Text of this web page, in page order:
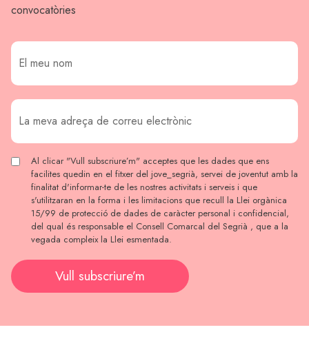
convocatòries
Al clicar "Vull subscriure’m" acceptes que les dades que ens
facilites quedin en el fitxer del jove_segrià, servei de joventut amb la
finalitat d'informar-te de les nostres activitats i serveis i que
s'utilitzaran en la forma i les limitacions que recull la Llei orgànica
15/99 de protecció de dades de caràcter personal i confidencial,
del qual és responsable el Consell Comarcal del Segrià , que a la
vegada compleix la Llei esmentada.
Vull subscriure’m